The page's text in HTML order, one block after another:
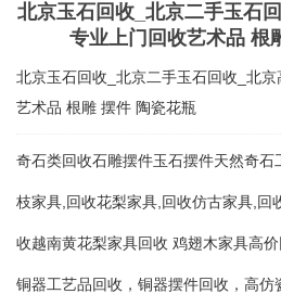
北京玉石回收_北京二手玉石
专业上门回收艺术品 根
北京玉石回收_北京二手玉石回收_北
艺术品 根雕 摆件 陶瓷花瓶
奇石类回收石雕摆件玉石摆件天然奇
枝家具,回收花梨家具,回收仿古家具,
收越南黄花梨家具回收 鸡翅木家具高
铜器工艺品回收，铜器摆件回收，高